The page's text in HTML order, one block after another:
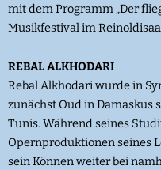
mit dem Programm „Der
Musikfestival im
REBAL ALKHODARI
Rebal Alkhodari wurde in
zunächst Oud in Damaskus
Tunis. Während seines
Opernproduktionen seines
sein Können weiter bei